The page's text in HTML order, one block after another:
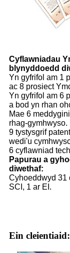
Cyflawniadau
blynyddoedd
Yn gyfrifol am 1
ac 8 prosiect
Yn gyfrifol am 6
a bod yn rhan
Mae 6
rhag-gymhwyso.
9 tystysgrif
wedi'u
6 cyflawniad
Papurau a
diwethaf:
Cyhoeddwyd 31
SCI, 1 ar EI.
Ein cleientiaid: